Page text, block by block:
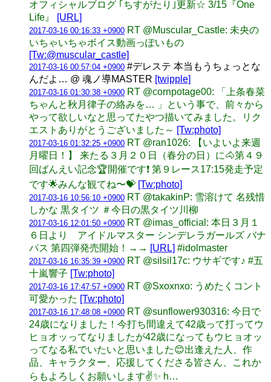
オフィシャルブログ ｢ちすがたり｣更新☆ 3/15『One
Life』
[URL]
2017-03-16 00:16:33 +0900 RT @Muscular_Castle: 未央の
いちゃいちゃボイス動画っぽいもの
[Tw:@muscular_castle]
2017-03-16 00:57:04 +0900 #デレステ 本当もうちょっとな
んだよ… @ 魂ノ導MASTER [twipple]
2017-03-16 01:30:38 +0900 RT @cornpotage00: 「上条春菜
ちゃんと秋月律子の絡みを… 」という事で、前々から
やって欲しいなと思ってたやつ描いてみました。リク
エストありがとうございました～ [Tw:photo]
2017-03-16 01:32:25 +0900 RT @ran1026: 【いよいよ来週
月曜日！】 来たる３月２０日（春分の日）に🐴第４９
回ばんえい記念🏆開催です❗️ 第９レース17:15発走予定
です🌟みんな観てね〜💝 [Tw:photo]
2017-03-16 10:56:10 +0900 RT @takakinP: 雪溶けて 名残惜
しかな 黒タイツ ＃今日の黒タイツ川柳
2017-03-16 12:01:50 +0900 RT @imas_official: 本日３月１
６日より アイドルマスター シンデレラガールズ バナ
パス 第四弾発売開始！→→ [URL] #idolmaster
2017-03-16 16:35:39 +0900 RT @silsil17c: ウサギです♪ #五
十嵐響子 [Tw:photo]
2017-03-16 17:47:57 +0900 RT @Sxoxnxo: うめたくコント
可愛かった [Tw:photo]
2017-03-16 17:48:08 +0900 RT @sunflower930316: 今日で
24歳になりました！今打ち間違えて42歳って打ってウ
ヒョオッってなりましたが42歳になってもウヒョオッ
ってなる私でいたいと思いました😊出逢えた人、作
品、キャラクター、応援してくださる皆さん、これか
らもよろしくお願いします✌️✨ h…